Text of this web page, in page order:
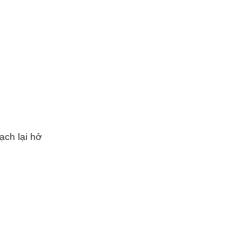
lại hở